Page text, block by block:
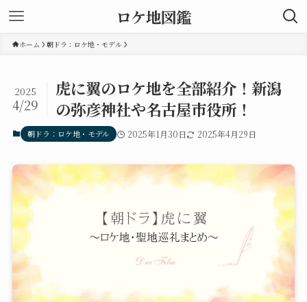
ロケ地図鑑
ホーム 朝ドラ：ロケ地・モデル
虎に翼のロケ地を全部紹介！新潟
の弥彦神社や名古屋市役所！
2025
4/29
朝ドラ：ロケ地・モデル 2025年1月30日 2025年4月29日